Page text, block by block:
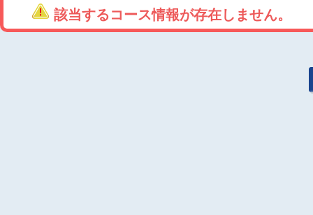
該当するコース情報が存在しません。